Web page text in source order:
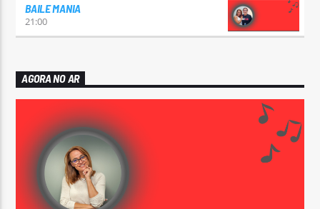
BAILE MANIA
21:00
AGORA NO AR